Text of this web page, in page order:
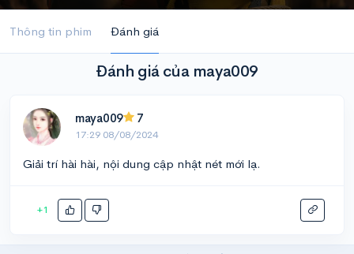
Thông tin phim Đánh giá
Đánh giá của maya009
maya009 7
17:29 08/08/2024
Giải trí hài hài, nội dung cập nhật nét mới lạ.
+1